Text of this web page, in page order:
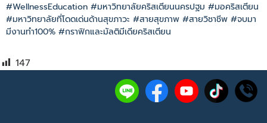
#WellnessEducation #มหาวิทยาลัยคริสเตียนนครปฐม #มอคริสเตียน
#มหาวิทยาลัยที่โดดเด่นด้านสุขภาวะ #สายสุขภาพ #สายวิชาชีพ #จบมา
มีงานทำ100% #กราฟิกและมัลติมีเดียคริสเตียน
147